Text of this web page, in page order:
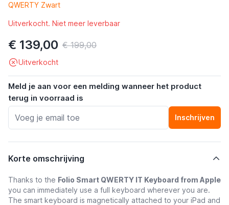
QWERTY Zwart
Uitverkocht. Niet meer leverbaar
€ 139,00 € 199,00
Uitverkocht
Meld je aan voor een melding wanneer het product
terug in voorraad is
Inschrijven
Korte omschrijving
Thanks to the Folio Smart QWERTY IT Keyboard from Apple
you can immediately use a full keyboard wherever you are.
The smart keyboard is magnetically attached to your iPad and